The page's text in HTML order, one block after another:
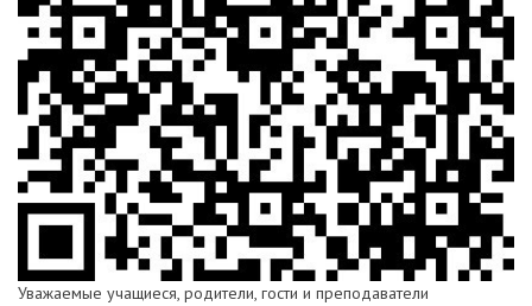
Уважаемые учащиеся, родители, гости и преподаватели